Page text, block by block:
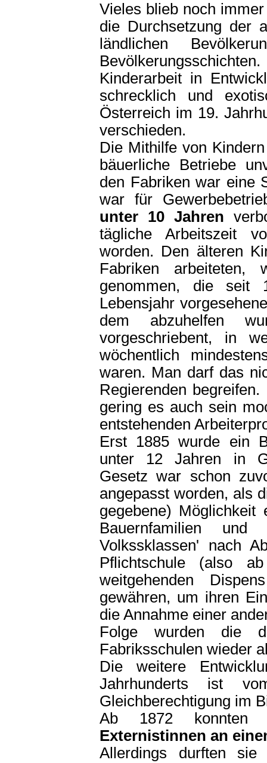
Vieles blieb noch
die Durchsetzung der
ländlichen
Kinderarbeit in
schrecklich und
Österreich im 19.
verschieden.
Die Mithilfe von
bäuerliche Betriebe
den Fabriken war eine
war für
unter 10 Jahren
tägliche Arbeitszeit
worden. Den älteren
Fabriken arbeiteten,
genommen, die seit
Lebensjahr
dem abzuhelfen
vorgeschriebent, in
wöchentlich
waren. Man darf das
Regierenden
gering es auch sein
entstehenden
Erst 1885 wurde ein
unter 12 Jahren in
Gesetz war schon
angepasst worden, als
gegebene) Möglichkeit
Bauernfamilien und
Volkssklassen' nach
Pflichtschule (also
weitgehenden
gewähren, um ihren
die Annahme einer
Folge wurden die
Fabriksschulen wieder
Die weitere
Jahrhunderts ist
Gleichberechtigung im
Ab 1872
Externistinnen an
Allerdings durften